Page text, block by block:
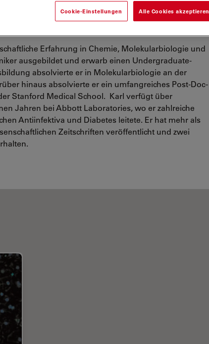
und DNA zu tun haben. Derzeit ist er Chief
und die Forschungs- und Entwicklungsarbeit
Erfahrung in Chemie, Molekularbiologie und
ausgebildet und erwarb einen Undergraduate-
absolvierte er in Molekularbiologie an der
hinaus absolvierte er ein umfangreiches Post-Doc-
Stanford Medical School. Karl verfügt über
Jahren bei Abbott Laboratories, wo er zahlreiche
Antiinfektiva und Diabetes leitete. Er hat mehr als
Zeitschriften veröffentlicht und zwei
Cookie-Einstellungen Alle Cookies akzeptieren